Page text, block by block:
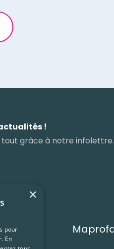
!
tout grâce à notre infolettre.
×
pour
En